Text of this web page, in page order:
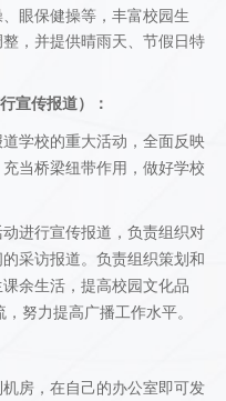
眼保健操等，丰富校园生
，并提供晴雨天、节假日特
宣传报道）：
学校的重大活动，全面反映
当桥梁纽带作用，做好学校
进行宣传报道，负责组织对
采访报道。负责组织策划和
余生活，提高校园文化品
努力提高广播工作水平。
房，在自己的办公室即可发